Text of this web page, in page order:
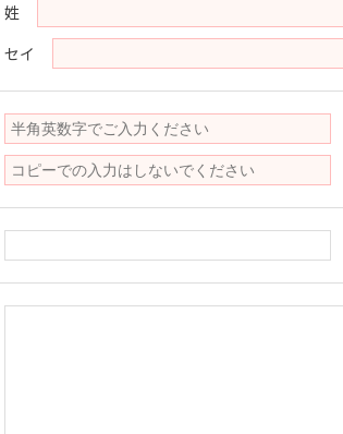
姓
セイ